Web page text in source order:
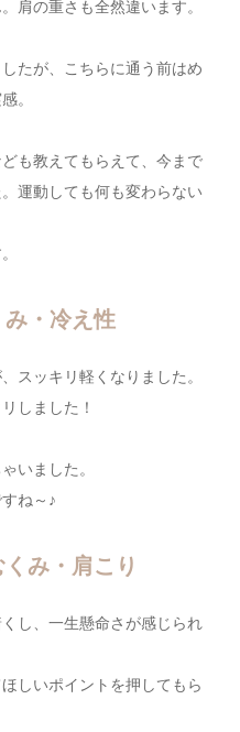
肩の重さも全然違います。
たが、こちらに通う前はめ
。
も教えてもらえて、今まで
運動しても何も変わらない
・冷え性
スッキリ軽くなりました。
しました！
いました。
ね～♪
み・肩こり
し、一生懸命さが感じられ
しいポイントを押してもら